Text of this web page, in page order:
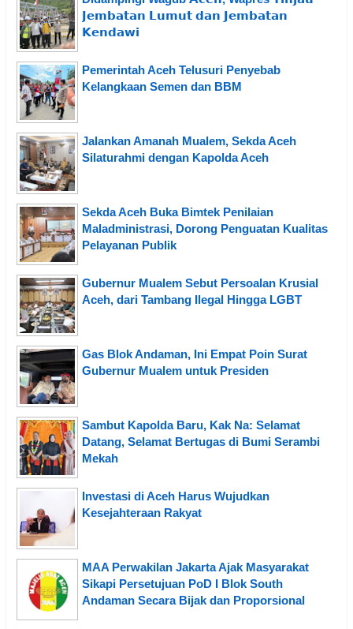
𝗝𝗲𝗺𝗯𝗮𝘁𝗮𝗻 𝗟𝘂𝗺𝘂𝘁 𝗱𝗮𝗻 𝗝𝗲𝗺𝗯𝗮𝘁𝗮𝗻
𝗞𝗲𝗻𝗱𝗮𝘄𝗶
Pemerintah Aceh Telusuri Penyebab
Kelangkaan Semen dan BBM
Jalankan Amanah Mualem, Sekda Aceh
Silaturahmi dengan Kapolda Aceh
Sekda Aceh Buka Bimtek Penilaian
Maladministrasi, Dorong Penguatan Kualitas
Pelayanan Publik
Gubernur Mualem Sebut Persoalan Krusial
Aceh, dari Tambang Ilegal Hingga LGBT
Gas Blok Andaman, Ini Empat Poin Surat
Gubernur Mualem untuk Presiden
Sambut Kapolda Baru, Kak Na: Selamat
Datang, Selamat Bertugas di Bumi Serambi
Mekah
Investasi di Aceh Harus Wujudkan
Kesejahteraan Rakyat
MAA Perwakilan Jakarta Ajak Masyarakat
Sikapi Persetujuan PoD I Blok South
Andaman Secara Bijak dan Proporsional